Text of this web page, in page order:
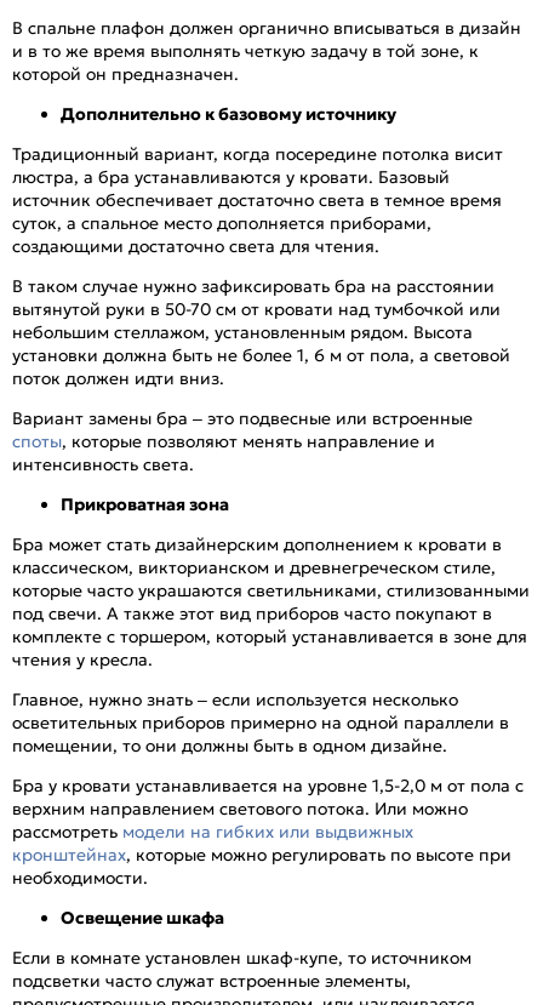
В спальне плафон должен органично вписываться в дизайн
и в то же время выполнять четкую задачу в той зоне, к
которой он предназначен.
Дополнительно к базовому источнику
Традиционный вариант, когда посередине потолка висит
люстра, а бра устанавливаются у кровати. Базовый
источник обеспечивает достаточно света в темное время
суток, а спальное место дополняется приборами,
создающими достаточно света для чтения.
В таком случае нужно зафиксировать бра на расстоянии
вытянутой руки в 50-70 см от кровати над тумбочкой или
небольшим стеллажом, установленным рядом. Высота
установки должна быть не более 1, 6 м от пола, а световой
поток должен идти вниз.
Вариант замены бра – это подвесные или встроенные
споты, которые позволяют менять направление и
интенсивность света.
Прикроватная зона
Бра может стать дизайнерским дополнением к кровати в
классическом, викторианском и древнегреческом стиле,
которые часто украшаются светильниками, стилизованными
под свечи. А также этот вид приборов часто покупают в
комплекте с торшером, который устанавливается в зоне для
чтения у кресла.
Главное, нужно знать – если используется несколько
осветительных приборов примерно на одной параллели в
помещении, то они должны быть в одном дизайне.
Бра у кровати устанавливается на уровне 1,5-2,0 м от пола с
верхним направлением светового потока. Или можно
рассмотреть модели на гибких или выдвижных
кронштейнах, которые можно регулировать по высоте при
необходимости.
Освещение шкафа
Если в комнате установлен шкаф-купе, то источником
подсветки часто служат встроенные элементы,